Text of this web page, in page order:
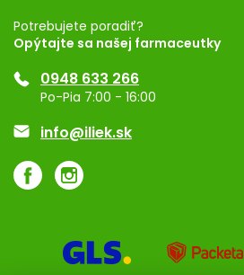
Registrácia
Ponuka pre firmy
Značky
Potrebujete poradiť?
Opýtajte sa našej farmaceutky
0948 633 266
Po-Pia 7:00 - 16:00
info@iliek.sk